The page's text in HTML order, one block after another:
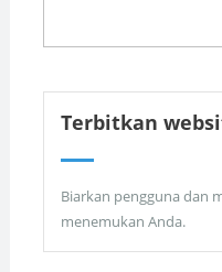
Terbitkan
Biarkan pengguna dan
menemukan Anda.